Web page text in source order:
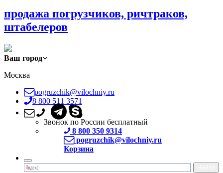
продажа погрузчиков, ричтраков,
штабелеров
Ваш город
Москва
pogruzchik@vilochniy.ru
8 800 511 3571
Звонок по России бесплатный
8 800 350 9314
pogruzchik@vilochniy.ru
Корзина